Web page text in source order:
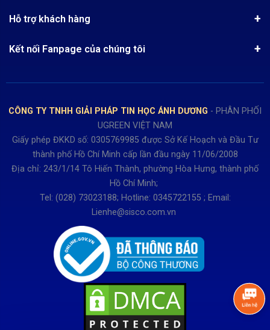
Tra cứu đơn hàng
Công nghệ - Sản phẩm mới
Review sản phẩm
Chính sách Hủy, Đổi, Trả hàng
Hướng dẫn đăng ký tài khoản
Hỗ trợ khách hàng
Thời gian làm việc từ Thứ 2- Thứ 7
Buổi chiều từ 13h15 đến 17h30
Thứ 7 làm đến 15h30 chiều.
Kết nối Fanpage của chúng tôi
CÔNG TY TNHH GIẢI PHÁP TIN HỌC ÁNH DƯƠNG - PHÂN PHỐI
UGREEN VIỆT NAM
Giấy phép ĐKKD số: 0305769985 được Sở Kế Hoạch và Đầu Tư
thành phố Hồ Chí Minh cấp lần đầu ngày 11/06/2008
Địa chỉ: 243/1/14 Tô Hiến Thành, phường Hòa Hưng, thành phố
Hồ Chí Minh;
Tel: (028) 73023188; Hotline: 0345722155 ; Email:
Lienhe@sisco.com.vn